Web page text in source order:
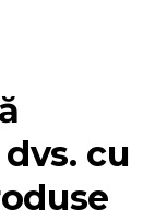
cu